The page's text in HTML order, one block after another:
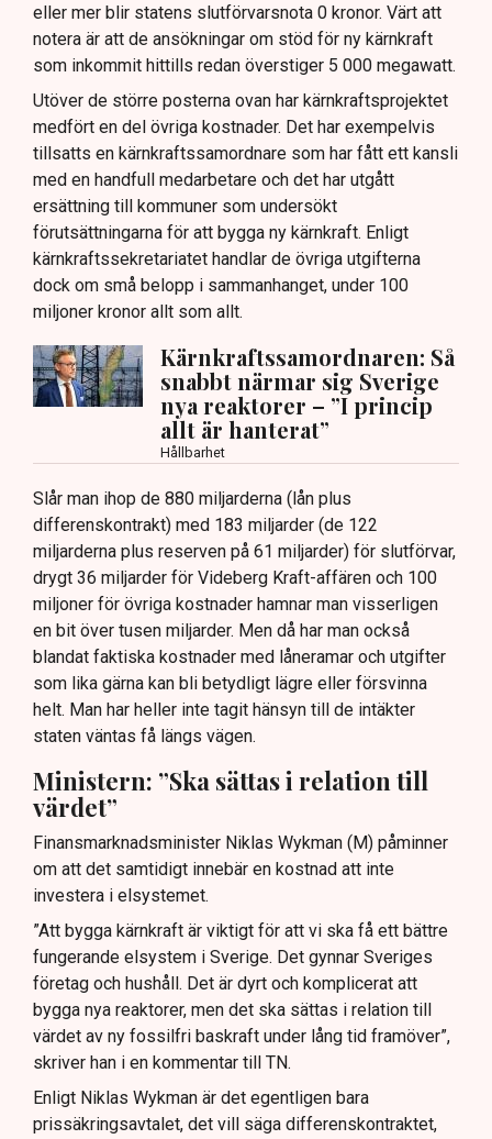
eller mer blir statens slutförvarsnota 0 kronor. Värt att
notera är att de ansökningar om stöd för ny kärnkraft
som inkommit hittills redan överstiger 5 000 megawatt.
Utöver de större posterna ovan har kärnkraftsprojektet
medfört en del övriga kostnader. Det har exempelvis
tillsatts en kärnkraftssamordnare som har fått ett kansli
med en handfull medarbetare och det har utgått
ersättning till kommuner som undersökt
förutsättningarna för att bygga ny kärnkraft. Enligt
kärnkraftssekretariatet handlar de övriga utgifterna
dock om små belopp i sammanhanget, under 100
miljoner kronor allt som allt.
Kärnkraftssamordnaren: Så
snabbt närmar sig Sverige
nya reaktorer – ”I princip
allt är hanterat”
Hållbarhet
Slår man ihop de 880 miljarderna (lån plus
differenskontrakt) med 183 miljarder (de 122
miljarderna plus reserven på 61 miljarder) för slutförvar,
drygt 36 miljarder för Videberg Kraft-affären och 100
miljoner för övriga kostnader hamnar man visserligen
en bit över tusen miljarder. Men då har man också
blandat faktiska kostnader med låneramar och utgifter
som lika gärna kan bli betydligt lägre eller försvinna
helt. Man har heller inte tagit hänsyn till de intäkter
staten väntas få längs vägen.
Ministern: ”Ska sättas i relation till
värdet”
Finansmarknadsminister Niklas Wykman (M) påminner
om att det samtidigt innebär en kostnad att inte
investera i elsystemet.
”Att bygga kärnkraft är viktigt för att vi ska få ett bättre
fungerande elsystem i Sverige. Det gynnar Sveriges
företag och hushåll. Det är dyrt och komplicerat att
bygga nya reaktorer, men det ska sättas i relation till
värdet av ny fossilfri baskraft under lång tid framöver”,
skriver han i en kommentar till TN.
Enligt Niklas Wykman är det egentligen bara
prissäkringsavtalet, det vill säga differenskontraktet,